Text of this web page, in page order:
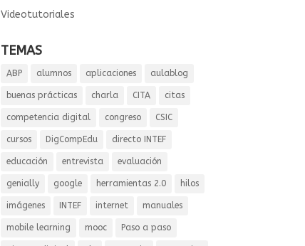
Videotutoriales
TEMAS
ABP alumnos aplicaciones aulablog
buenas prácticas charla CITA citas
competencia digital congreso CSIC
cursos DigCompEdu directo INTEF
educación entrevista evaluación
genially google herramientas 2.0 hilos
imágenes INTEF internet manuales
mobile learning mooc Paso a paso